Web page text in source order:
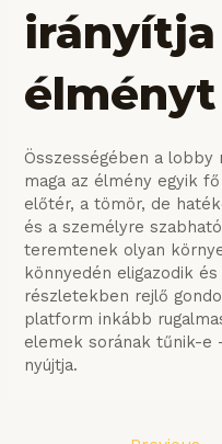
irányítja
élményt
Összességében a
maga az élmény egyik
előtér, a tömör, de
és a személyre
teremtenek olyan
könnyedén eligazodik
részletekben rejlő
platform inkább
elemek sorának tűnik-
nyújtja.